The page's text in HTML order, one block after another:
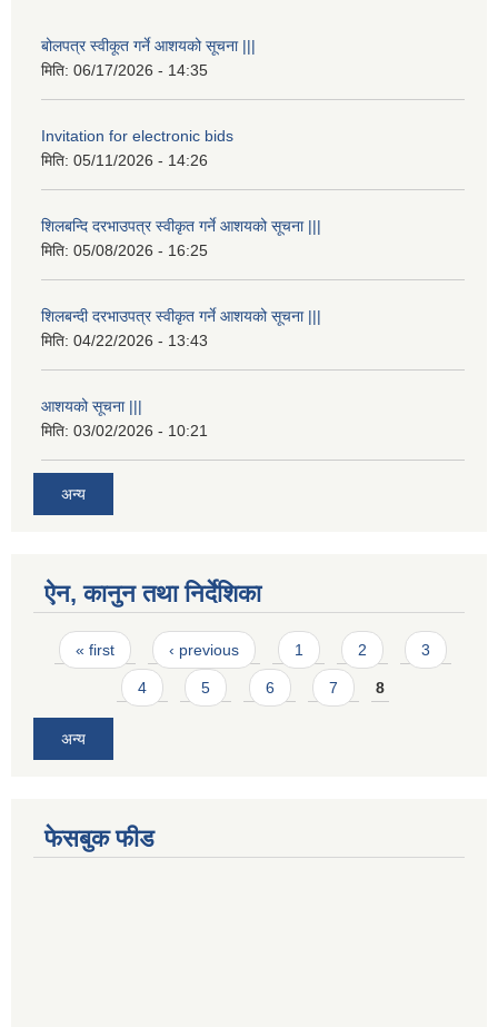
बोलपत्र स्वीकूत गर्ने आशयको सूचना |||
मिति: 06/17/2026 - 14:35
Invitation for electronic bids
मिति: 05/11/2026 - 14:26
शिलबन्दि दरभाउपत्र स्वीकृत गर्ने आशयको सूचना |||
मिति: 05/08/2026 - 16:25
शिलबन्दी दरभाउपत्र स्वीकृत गर्ने आशयको सूचना |||
मिति: 04/22/2026 - 13:43
आशयको सूचना |||
मिति: 03/02/2026 - 10:21
अन्य
ऐन, कानुन तथा निर्देशिका
Pages
« first ‹ previous 1 2 3
4 5 6 7 8
अन्य
फेसबुक फीड